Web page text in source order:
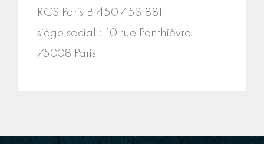
RCS Paris B 450 453 881
siège social : 10 rue Penthièvre
75008 Paris